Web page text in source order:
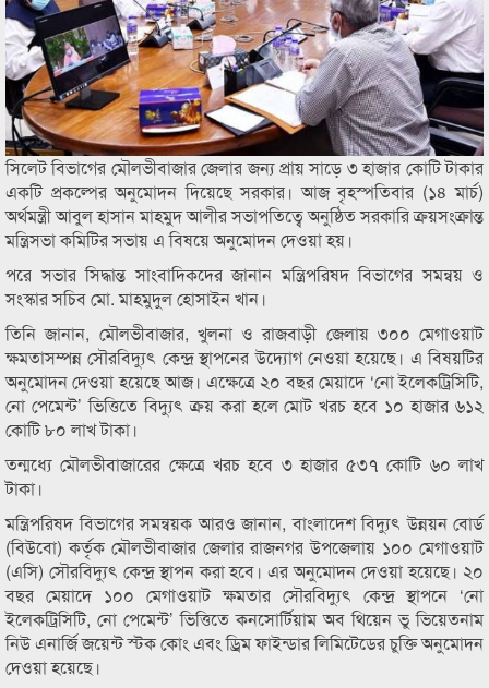
সিলেট বিভাগের মৌলভীবাজার জেলার জন্য প্রায় সাড়ে ৩ হাজার কোটি টাকার
একটি প্রকল্পের অনুমোদন দিয়েছে সরকার। আজ বৃহস্পতিবার (১৪ মার্চ)
অর্থমন্ত্রী আবুল হাসান মাহমুদ আলীর সভাপতিত্বে অনুষ্ঠিত সরকারি ক্রয়সংক্রান্ত
মন্ত্রিসভা কমিটির সভায় এ বিষয়ে অনুমোদন দেওয়া হয়।
পরে সভার সিদ্ধান্ত সাংবাদিকদের জানান মন্ত্রিপরিষদ বিভাগের সমন্বয় ও
সংস্কার সচিব মো. মাহমুদুল হোসাইন খান।
তিনি জানান, মৌলভীবাজার, খুলনা ও রাজবাড়ী জেলায় ৩০০ মেগাওয়াট
ক্ষমতাসম্পন্ন সৌরবিদ্যুৎ কেন্দ্র স্থাপনের উদ্যোগ নেওয়া হয়েছে। এ বিষয়টির
অনুমোদন দেওয়া হয়েছে আজ। এক্ষেত্রে ২০ বছর মেয়াদে ‘নো ইলেকট্রিসিটি,
নো পেমেন্ট’ ভিত্তিতে বিদ্যুৎ ক্রয় করা হলে মোট খরচ হবে ১০ হাজার ৬১২
কোটি ৮০ লাখ টাকা।
তন্মধ্যে মৌলভীবাজারের ক্ষেত্রে খরচ হবে ৩ হাজার ৫৩৭ কোটি ৬০ লাখ
টাকা।
মন্ত্রিপরিষদ বিভাগের সমন্বয়ক আরও জানান, বাংলাদেশ বিদ্যুৎ উন্নয়ন বোর্ড
(বিউবো) কর্তৃক মৌলভীবাজার জেলার রাজনগর উপজেলায় ১০০ মেগাওয়াট
(এসি) সৌরবিদ্যুৎ কেন্দ্র স্থাপন করা হবে। এর অনুমোদন দেওয়া হয়েছে। ২০
বছর মেয়াদে ১০০ মেগাওয়াট ক্ষমতার সৌরবিদ্যুৎ কেন্দ্র স্থাপনে ‘নো
ইলেকট্রিসিটি, নো পেমেন্ট’ ভিত্তিতে কনসোর্টিয়াম অব থিয়েন ভু ভিয়েতনাম
নিউ এনার্জি জয়েন্ট স্টক কোং এবং ড্রিম ফাইন্ডার লিমিটেডের চুক্তি অনুমোদন
দেওয়া হয়েছে।